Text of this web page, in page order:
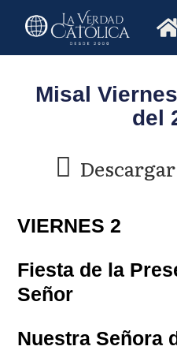
Misal
del
VIERNES 2
Fiesta de la
Señor
Nuestra Señora